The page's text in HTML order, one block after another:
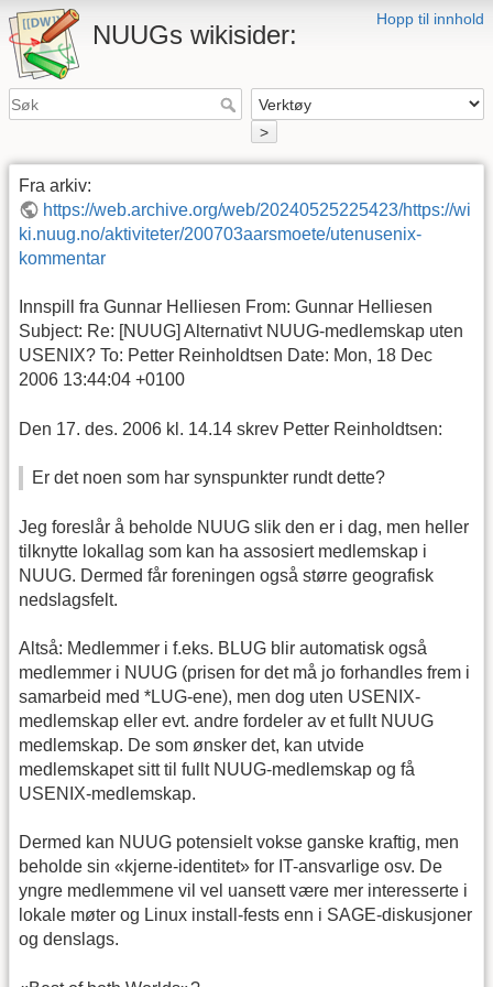
Hopp til innhold
NUUGs wikisider:
>
Fra arkiv:
https://web.archive.org/web/20240525225423/https://wi
ki.nuug.no/aktiviteter/200703aarsmoete/utenusenix-
kommentar
Innspill fra Gunnar Helliesen From: Gunnar Helliesen
Subject: Re: [NUUG] Alternativt NUUG-medlemskap uten
USENIX? To: Petter Reinholdtsen Date: Mon, 18 Dec
2006 13:44:04 +0100
Den 17. des. 2006 kl. 14.14 skrev Petter Reinholdtsen:
Er det noen som har synspunkter rundt dette?
Jeg foreslår å beholde NUUG slik den er i dag, men heller
tilknytte lokallag som kan ha assosiert medlemskap i
NUUG. Dermed får foreningen også større geografisk
nedslagsfelt.
Altså: Medlemmer i f.eks. BLUG blir automatisk også
medlemmer i NUUG (prisen for det må jo forhandles frem i
samarbeid med *LUG-ene), men dog uten USENIX-
medlemskap eller evt. andre fordeler av et fullt NUUG
medlemskap. De som ønsker det, kan utvide
medlemskapet sitt til fullt NUUG-medlemskap og få
USENIX-medlemskap.
Dermed kan NUUG potensielt vokse ganske kraftig, men
beholde sin «kjerne-identitet» for IT-ansvarlige osv. De
yngre medlemmene vil vel uansett være mer interesserte i
lokale møter og Linux install-fests enn i SAGE-diskusjoner
og denslags.